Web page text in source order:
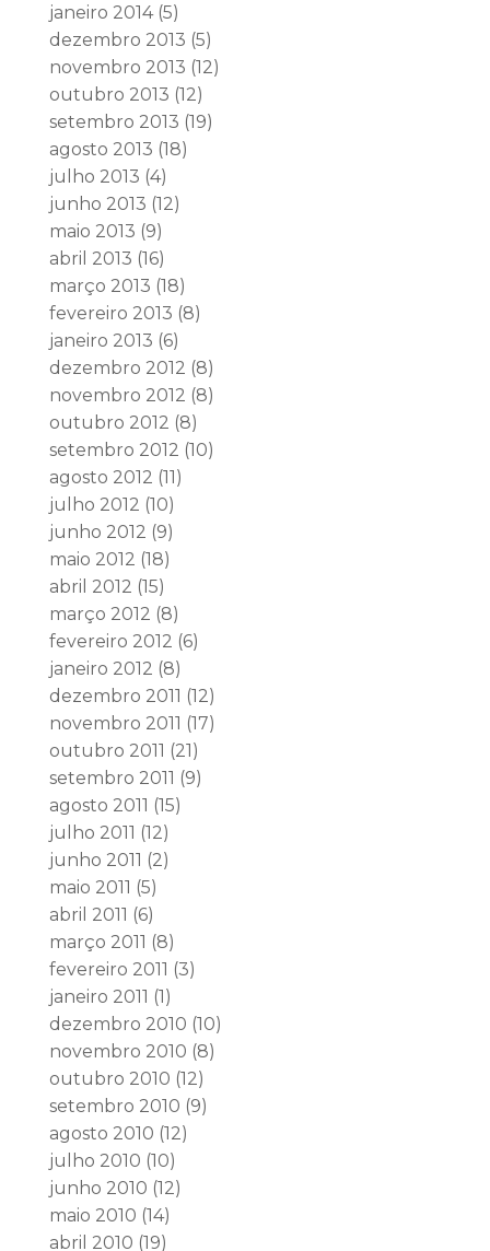
janeiro 2014(5)
dezembro 2013 (5)
novembro 2013 (12)
outubro 2013 (12)
setembro 2013 (19)
agosto 2013 (18)
julho 2013 (4)
junho 2013 (12)
maio 2013 (9)
abril 2013 (16)
março 2013 (18)
fevereiro 2013 (8)
janeiro 2013 (6)
dezembro 2012 (8)
novembro 2012 (8)
outubro 2012 (8)
setembro 2012 (10)
agosto 2012 (11)
julho 2012 (10)
junho 2012 (9)
maio 2012 (18)
abril 2012 (15)
março 2012 (8)
fevereiro 2012 (6)
janeiro 2012 (8)
dezembro 2011 (12)
novembro 2011 (17)
outubro 2011 (21)
setembro 2011 (9)
agosto 2011 (15)
julho 2011 (12)
junho 2011 (2)
maio 2011 (5)
abril 2011 (6)
março 2011 (8)
fevereiro 2011 (3)
janeiro 2011 (1)
dezembro 2010 (10)
novembro 2010 (8)
outubro 2010 (12)
setembro 2010 (9)
agosto 2010 (12)
julho 2010 (10)
junho 2010 (12)
maio 2010 (14)
abril 2010 (19)